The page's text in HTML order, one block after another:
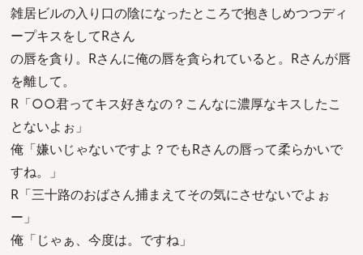
雑居ビルの入り口の陰になったところで抱きしめつつディ
ープキスをしてRさん
の唇を貪り。Rさんに俺の唇を貪られていると。Rさんが唇
を離して。
R「○○君ってキス好きなの？こんなに濃厚なキスしたこ
とないよぉ」
俺「嫌いじゃないですよ？でもRさんの唇って柔らかいで
すね。」
R「三十路のおばさん捕まえてその気にさせないでよぉ
ー」
俺「じゃぁ、今度は。ですね」